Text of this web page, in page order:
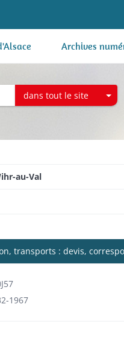
Archives
dans tout le site
au-Val
transports : devis,
1967